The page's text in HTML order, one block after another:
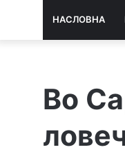
НАСЛОВНА
Во